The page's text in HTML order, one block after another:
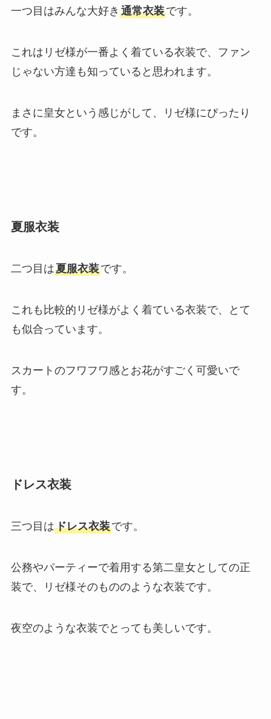
一つ目はみんな大好き 通常衣装です。
これはリゼ様が一番よく着ている衣装で、ファン
じゃない方達も知っていると思われます。
まさに皇女という感じがして、リゼ様にぴったり
です。
夏服衣装
二つ目は夏服衣装です。
これも比較的リゼ様がよく着ている衣装で、とて
も似合っています。
スカートのフワフワ感とお花がすごく可愛いで
す。
ドレス衣装
三つ目はドレス衣装です。
公務やパーティーで着用する第二皇女としての正
装で、リゼ様そのもののような衣装です。
夜空のような衣装でとっても美しいです。